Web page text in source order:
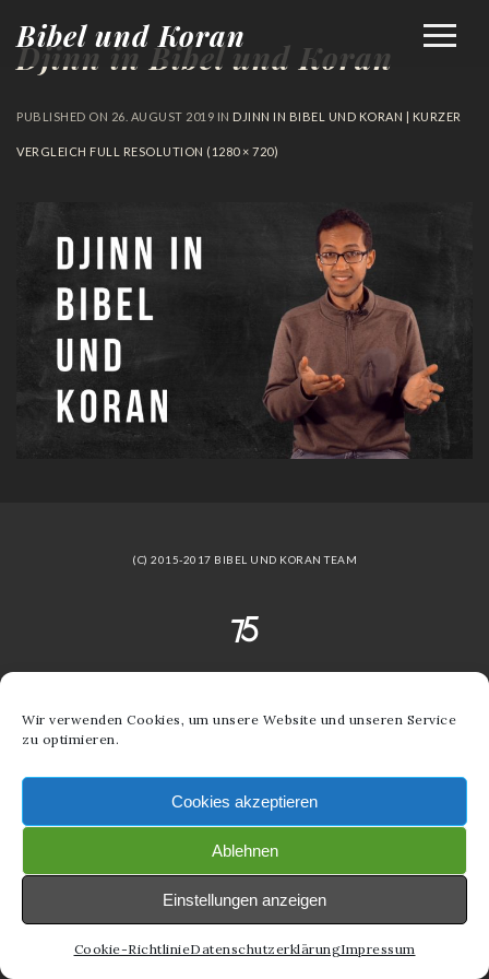
Wir verwenden Cookies, um unsere Website und unseren Service
zu optimieren.
Cookies akzeptieren
Ablehnen
Einstellungen anzeigen
Cookie-RichtlinieDatenschutzerklärungImpressum
Bibel und Koran
Djinn in Bibel und Koran
PUBLISHED ON 26. AUGUST 2019 IN DJINN IN BIBEL UND KORAN | KURZER
VERGLEICH FULL RESOLUTION (1280 × 720)
(C) 2015-2017 BIBEL UND KORAN TEAM